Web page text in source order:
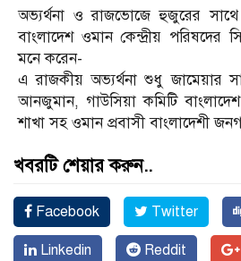
অভ্যর্থনা ও রাজভোজে হুজুরের সাথে
বাংলাদেশ ওমান কেন্দ্রীয় পরিষদের
মনে করেন-
এ রাজকীয় অভ্যর্থনা শুধু জামেয়ার
আনজুমান, গাউসিয়া কমিটি
শাখা সহ ওমান প্রবাসী বাংলাদেশী
খবরটি শেয়ার করুন..
Facebook Twitter
Linkedin Reddit